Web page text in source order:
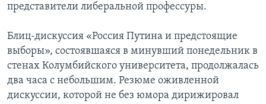
представители либеральной профессуры.
Блиц-дискуссия «Россия Путина и предстоящие
выборы», состоявшаяся в минувший понедельник в
стенах Колумбийского университета, продолжалась
два часа с небольшим. Резюме оживленной
дискуссии, которой не без юмора дирижировал